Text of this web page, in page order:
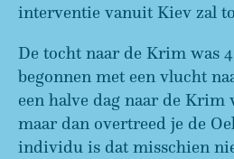
interventie vanuit Kiev zal
De tocht naar de Krim was
begonnen met een vlucht
een halve dag naar de Krim
maar dan overtreed je de
individu is dat misschien